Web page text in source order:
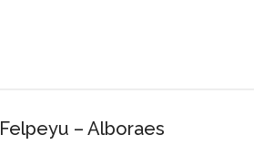
Felpeyu – Alboraes